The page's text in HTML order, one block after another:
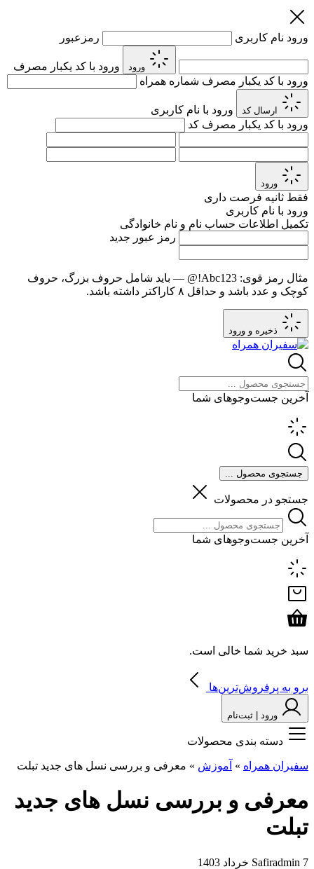
ورود نام کاربری رمزعبور
ورود
ورود با کد یکبار مصرف
ورود با کد یکبار مصرف شماره همراه
ارسال کد
ورود با نام کاربری
ورود با کد یکبار مصرف کد
ورود
فقط ثانیه فرصت داری
ورود با نام کاربری
تکمیل اطلاعات حساب نام و نام خانوادگی
رمز عبور جدید
مثال رمز قوی: Abc123!@
— باید شامل حروف بزرگ، حروف
کوچک و عدد باشد و حداقل ۸ کاراکتر داشته باشد.
ذخیره و ورود
آخرین جست‌وجوهای شما
جستجوی محصول ...
جستجو در محصولات
آخرین جست‌وجوهای شما
سبد خرید شما خالی است.
برو به پرفروش‌ترین‌ها
ورود | ثبت‌نام
دسته بندی محصولات
سفیران همراه » آموزش » معرفی و بررسی نسل های جدید تبلت
معرفی و بررسی نسل های جدید
تبلت
Safiradmin 7 خرداد 1403